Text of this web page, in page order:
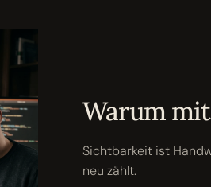
Warum
Sichtbarkeit ist
neu zählt.